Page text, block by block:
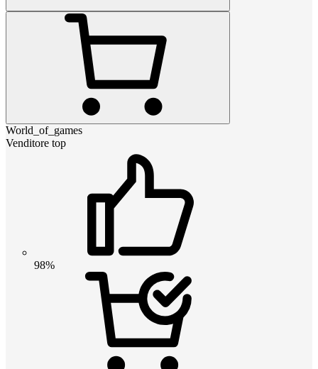
World_of_games
Venditore top
98%